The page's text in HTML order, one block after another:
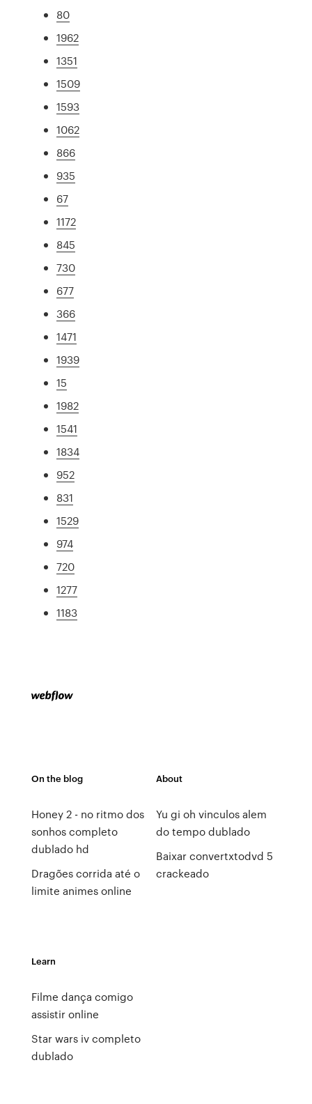
80
1962
1351
1509
1593
1062
866
935
67
1172
845
730
677
366
1471
1939
15
1982
1541
1834
952
831
1529
974
720
1277
1183
On the blog
Honey 2 - no ritmo dos
sonhos completo
dublado hd
Dragões corrida até o
limite animes online
About
Yu gi oh vinculos alem
do tempo dublado
Baixar convertxtodvd 5
crackeado
Learn
Filme dança comigo
assistir online
Star wars iv completo
dublado